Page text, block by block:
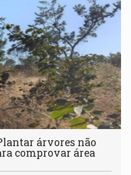
árvores não
comprovar área